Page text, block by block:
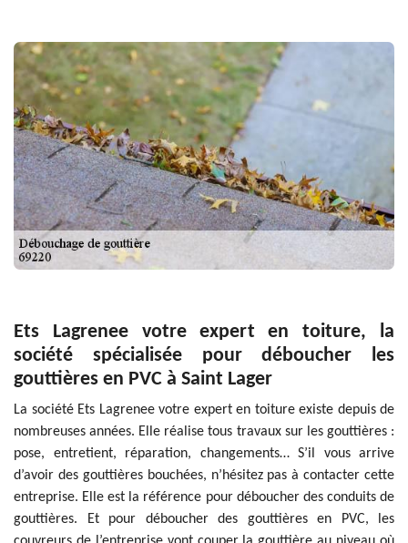
Ets Lagrenee votre expert en toiture, la
société spécialisée pour déboucher les
gouttières en PVC à Saint Lager
La société Ets Lagrenee votre expert en toiture existe depuis de
nombreuses années. Elle réalise tous travaux sur les gouttières :
pose, entretient, réparation, changements… S’il vous arrive
d’avoir des gouttières bouchées, n’hésitez pas à contacter cette
entreprise. Elle est la référence pour déboucher des conduits de
gouttières. Et pour déboucher des gouttières en PVC, les